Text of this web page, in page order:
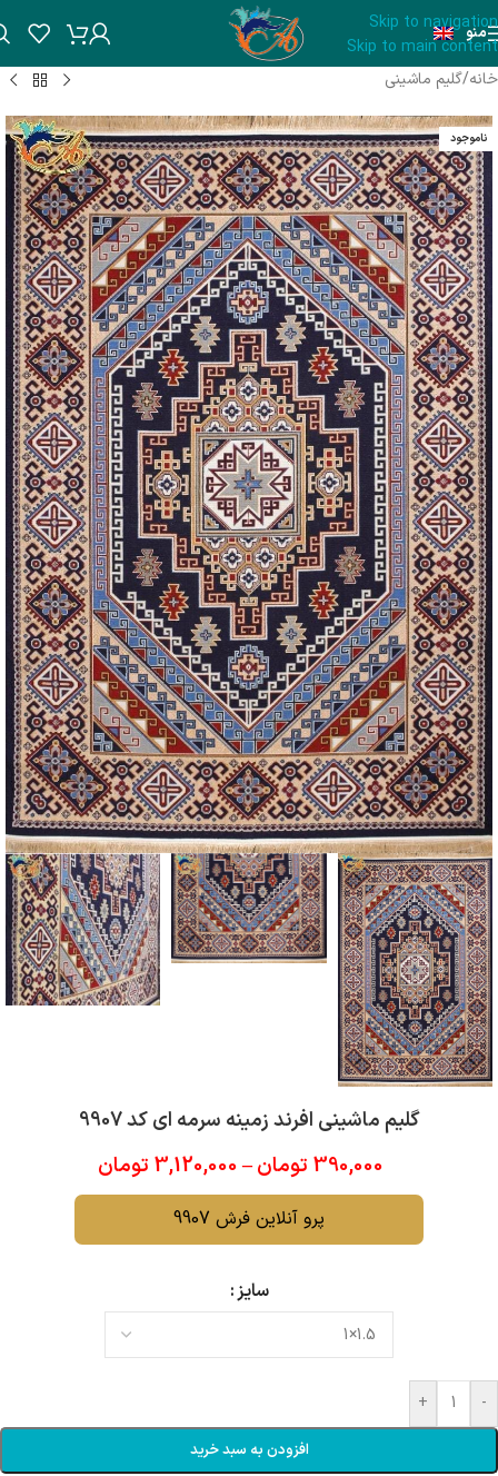
Skip to navigation
Skip to main content
منو
خانه/گلیم ماشینی
ناموجود
گلیم ماشینی افرند زمینه سرمه ای کد 9907
390,000 تومان–
3,120,000 تومان
پرو آنلاین فرش 9907
سایز
-
+
افزودن به سبد خرید